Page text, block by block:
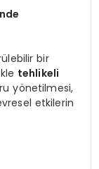
bir
tehlikeli
yönetilmesi,
etkilerin